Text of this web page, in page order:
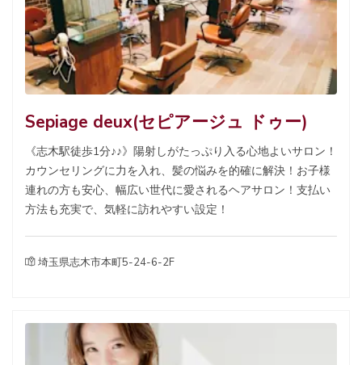
Sepiage deux(セピアージュ ドゥー)
《志木駅徒歩1分♪♪》陽射しがたっぷり入る心地よいサロン！
カウンセリングに力を入れ、髪の悩みを的確に解決！お子様
連れの方も安心、幅広い世代に愛されるヘアサロン！支払い
方法も充実で、気軽に訪れやすい設定！
埼玉県志木市本町5-24-6-2F